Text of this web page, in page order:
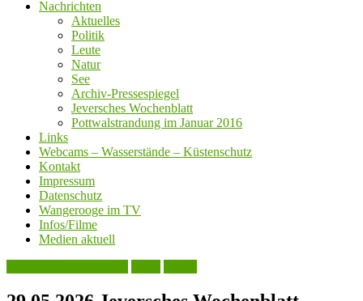
Nachrichten
Aktuelles
Politik
Leute
Natur
See
Archiv-Pressespiegel
Jeversches Wochenblatt
Pottwalstrandung im Januar 2016
Links
Webcams – Wasserstände – Küstenschutz
Kontakt
Impressum
Datenschutz
Wangerooge im TV
Infos/Filme
Medien aktuell